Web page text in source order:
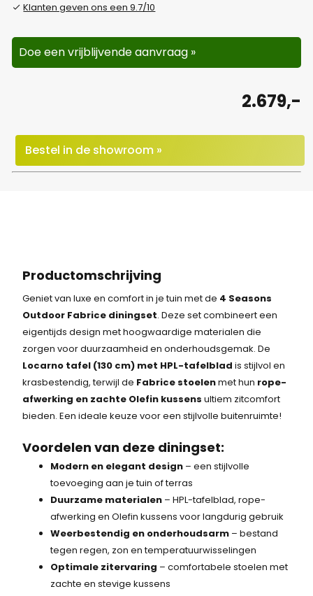
Klanten geven ons een 9.7/10
Doe een vrijblijvende aanvraag »
2.679,-
Bestel in de showroom »
Productomschrijving
Geniet van luxe en comfort in je tuin met de 4 Seasons
Outdoor Fabrice diningset. Deze set combineert een
eigentijds design met hoogwaardige materialen die
zorgen voor duurzaamheid en onderhoudsgemak. De
Locarno tafel (130 cm) met HPL-tafelblad is stijlvol en
krasbestendig, terwijl de Fabrice stoelenmet hun rope-
afwerking en zachte Olefin kussens ultiem zitcomfort
bieden. Een ideale keuze voor een stijlvolle buitenruimte!
Voordelen van deze diningset:
Modern en elegant design – een stijlvolle
toevoeging aan je tuin of terras
Duurzame materialen – HPL-tafelblad, rope-
afwerking en Olefin kussens voor langdurig gebruik
Weerbestendig en onderhoudsarm – bestand
tegen regen, zon en temperatuurwisselingen
Optimale zitervaring – comfortabele stoelen met
zachte en stevige kussens